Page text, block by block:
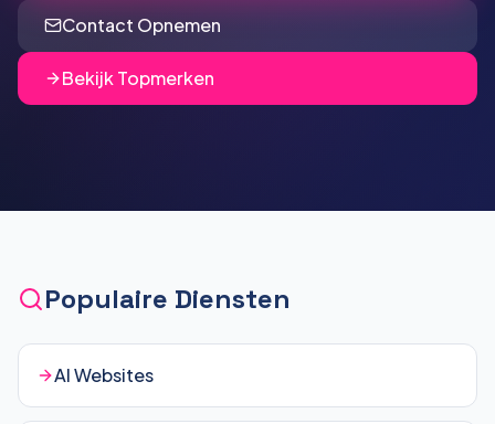
Contact Opnemen
Bekijk Topmerken
Populaire Diensten
AI Websites